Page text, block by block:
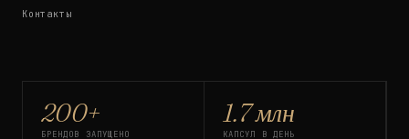
Контакты
200+
БРЕНДОВ ЗАПУЩЕНО
1.7 млн
КАПСУЛ В ДЕНЬ